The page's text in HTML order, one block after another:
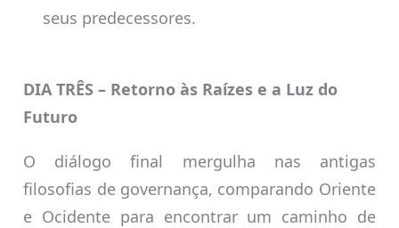
seus predecessores.
DIA TRÊS – Retorno às Raízes e a Luz do
Futuro
O diálogo final mergulha nas antigas
filosofias de governança, comparando Oriente
e Ocidente para encontrar um caminho de